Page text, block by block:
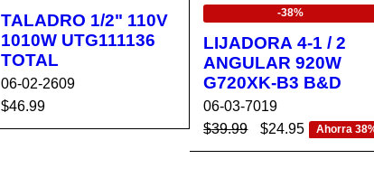
TALADRO 1/2" 110V
1010W UTG111136
TOTAL
06-02-2609
$46.99
AÑADIR AL CA
VISTA
-38%
LIJADORA 4-1 / 2
ANGULAR 920W
G720XK-B3 B&D
06-03-7019
$39.99 $24.95 Ahorra
AÑADIR AL CA
VISTA